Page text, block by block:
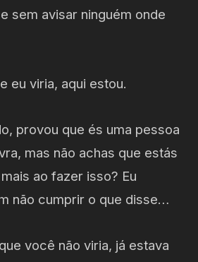
sem avisar ninguém onde
eu viria, aqui estou.
provou que és uma pessoa
mas não achas que estás
ao fazer isso? Eu
não cumprir o que disse…
você não viria, já estava